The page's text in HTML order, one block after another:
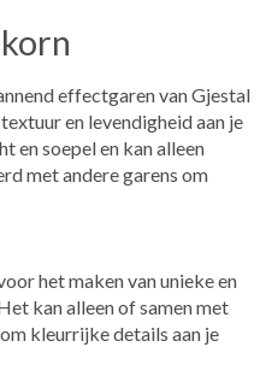
effectgaren van Gjestal
en levendigheid aan je
en soepel en kan alleen
met andere garens om
het maken van unieke en
kan alleen of samen met
kleurrijke details aan je